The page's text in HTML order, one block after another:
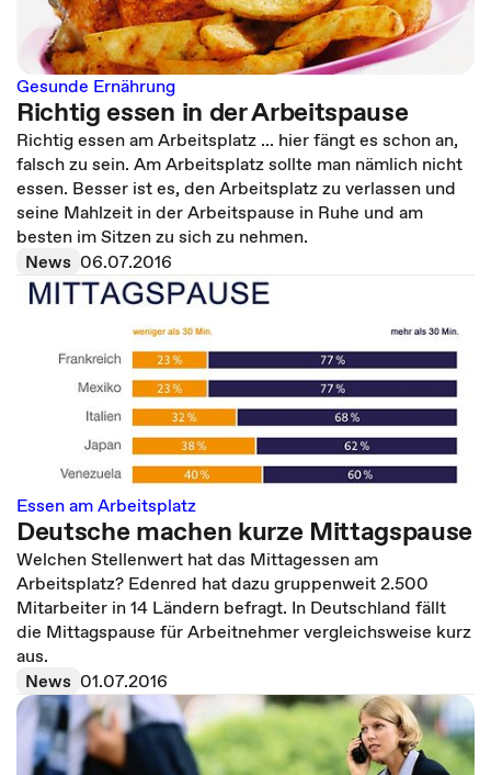
Gesunde Ernährung
Richtig essen in der Arbeitspause
Richtig essen am Arbeitsplatz ... hier fängt es schon an,
falsch zu sein. Am Arbeitsplatz sollte man nämlich nicht
essen. Besser ist es, den Arbeitsplatz zu verlassen und
seine Mahlzeit in der Arbeitspause in Ruhe und am
besten im Sitzen zu sich zu nehmen.
News 06.07.2016
Essen am Arbeitsplatz
Deutsche machen kurze Mittagspause
Welchen Stellenwert hat das Mittagessen am
Arbeitsplatz? Edenred hat dazu gruppenweit 2.500
Mitarbeiter in 14 Ländern befragt. In Deutschland fällt
die Mittagspause für Arbeitnehmer vergleichsweise kurz
aus.
News 01.07.2016